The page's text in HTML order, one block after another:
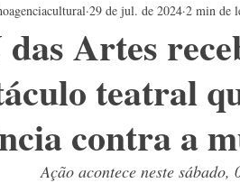
Artes
teatral
contra a
29 de jul. de 2024 2 min de
Ação acontece neste